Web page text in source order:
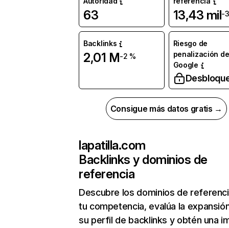
63 13,43 mil-
Backlinks
2,01 M-2 %
Riesgo de
penalización de
Google
Consigue más datos gratis →
lapatilla.com
Backlinks y dominios de
referencia
Descubre los dominios de
tu competencia, evalúa la
su perfil de backlinks y obtén una